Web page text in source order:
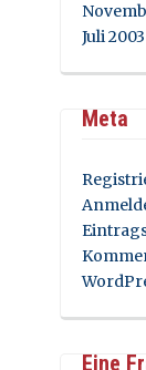
Juli 2003
Meta
Eine